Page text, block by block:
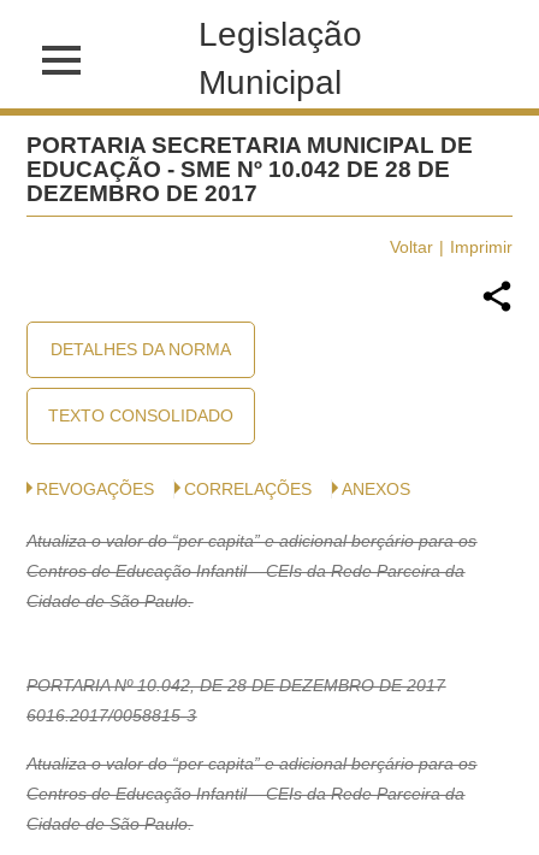
Legislação
Municipal
PORTARIA SECRETARIA MUNICIPAL DE
EDUCAÇÃO - SME Nº 10.042 DE 28 DE
DEZEMBRO DE 2017
Voltar Imprimir
DETALHES DA NORMA
TEXTO CONSOLIDADO
REVOGAÇÕES CORRELAÇÕES ANEXOS
Atualiza o valor do “per capita” e adicional berçário para os
Centros de Educação Infantil – CEIs da Rede Parceira da
Cidade de São Paulo.
PORTARIA Nº 10.042, DE 28 DE DEZEMBRO DE 2017
6016.2017/0058815-3
Atualiza o valor do “per capita” e adicional berçário para os
Centros de Educação Infantil – CEIs da Rede Parceira da
Cidade de São Paulo.